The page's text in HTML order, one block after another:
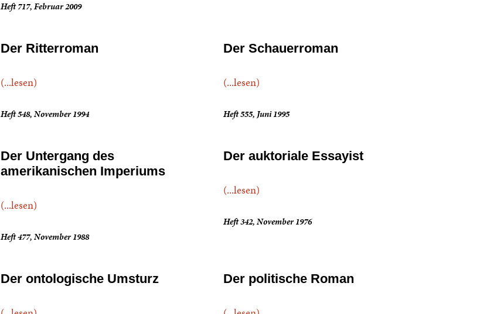
Heft 717, Februar 2009
Der Ritterroman
(...lesen)
Heft 548, November 1994
Der Schauerroman
(...lesen)
Heft 555, Juni 1995
Der Untergang des
amerikanischen Imperiums
(...lesen)
Heft 477, November 1988
Der auktoriale Essayist
(...lesen)
Heft 342, November 1976
Der ontologische Umsturz Der politische Roman